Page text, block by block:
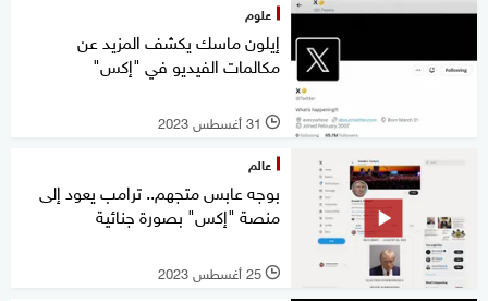
علوم
إيلون ماسك يكشف المزيد عن
مكالمات الفيديو في "إكس"
l 31 أغسطس 2023
عالم
بوجه عابس متجهم.. ترامب يعود إلى
منصة "إكس" بصورة جنائية
l 25 أغسطس 2023